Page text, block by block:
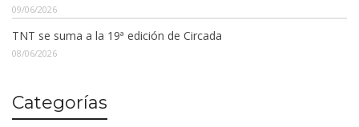
09/06/2026
TNT se suma a la 19ª edición de Circada
08/06/2026
Categorías